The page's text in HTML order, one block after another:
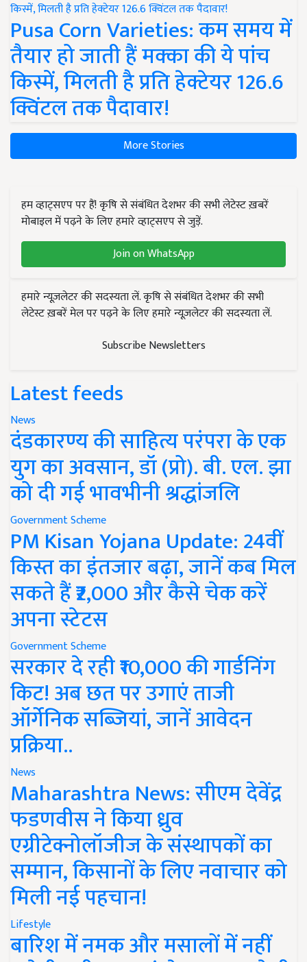
Pusa Corn Varieties: कम समय में
तैयार हो जाती हैं मक्का की ये पांच
किस्में, मिलती है प्रति हेक्टेयर 126.6
क्विंटल तक पैदावार!
More Stories
हम व्हाट्सएप पर हैं! कृषि से संबंधित देशभर की सभी लेटेस्ट ख़बरें
मोबाइल में पढ़ने के लिए हमारे व्हाट्सएप से जुड़ें.
Join on WhatsApp
हमारे न्यूज़लेटर की सदस्यता लें. कृषि से संबंधित देशभर की सभी
लेटेस्ट ख़बरें मेल पर पढ़ने के लिए हमारे न्यूज़लेटर की सदस्यता लें.
Subscribe Newsletters
Latest feeds
News
दंडकारण्य की साहित्य परंपरा के एक
युग का अवसान, डॉ (प्रो). बी. एल. झा
को दी गई भावभीनी श्रद्धांजलि
Government Scheme
PM Kisan Yojana Update: 24वीं
किस्त का इंतजार बढ़ा, जानें कब मिल
सकते हैं ₹2,000 और कैसे चेक करें
अपना स्टेटस
Government Scheme
सरकार दे रही ₹10,000 की गार्डनिंग
किट! अब छत पर उगाएं ताजी
ऑर्गेनिक सब्जियां, जानें आवेदन
प्रक्रिया..
News
Maharashtra News: सीएम देवेंद्र
फडणवीस ने किया ध्रुव
एग्रीटेक्नोलॉजीज के संस्थापकों का
सम्मान, किसानों के लिए नवाचार को
मिली नई पहचान!
Lifestyle
बारिश में नमक और मसालों में नहीं